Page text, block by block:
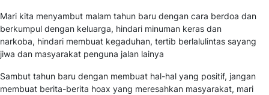
Mari kita menyambut malam tahun baru dengan cara berdoa dan
berkumpul dengan keluarga, hindari minuman keras dan
narkoba, hindari membuat kegaduhan, tertib berlalulintas sayang
jiwa dan masyarakat penguna jalan lainya
Sambut tahun baru dengan membuat hal-hal yang positif, jangan
membuat berita-berita hoax yang meresahkan masyarakat, mari